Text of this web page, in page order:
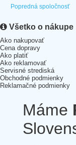
Popredná spoločnosť
Všetko o nákupe
Ako nakupovať
Cena dopravy
Ako platiť
Ako reklamovať
Servisné strediská
Obchodné podmienky
Reklamačné podmienky
Máme